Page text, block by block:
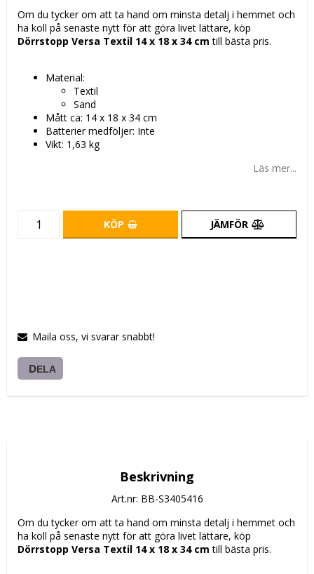
Om du tycker om att ta hand om minsta detalj i hemmet och
ha koll på senaste nytt för att göra livet lättare, köp
Dörrstopp Versa Textil 14 x 18 x 34 cm till bästa pris.
Material:
Textil
Sand
Mått ca: 14 x 18 x 34 cm
Batterier medföljer: Inte
Vikt: 1,63 kg
Läs mer...
KÖP JÄMFÖR
Maila oss, vi svarar snabbt!
DELA
Beskrivning
Art.nr: BB-S3405416
Om du tycker om att ta hand om minsta detalj i hemmet och
Dörrstopp Versa Textil 14 x 18 x 34 cm till bästa pris.